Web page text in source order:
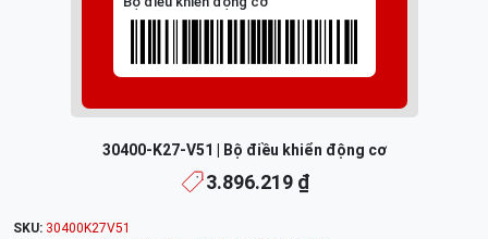
30400-K27-V51 | Bộ điều khiển động cơ
3.896.219 ₫
SKU: 30400K27V51